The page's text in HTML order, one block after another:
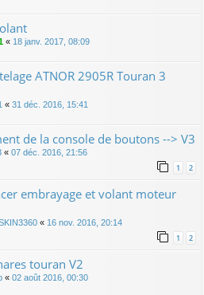
« 18 janv. 2017, 08:09
ATNOR 2905R Touran 3
« 31 déc. 2016, 15:41
de la console de boutons --> V3
« 07 déc. 2016, 21:56
1 2
embrayage et volant moteur
« 16 nov. 2016, 20:14
1 2
touran V2
« 02 août 2016, 00:30